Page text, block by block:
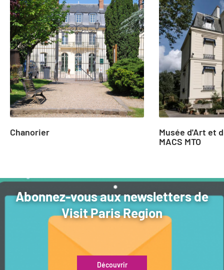
1
to
2
of
24
Chanorier
Musée d'Art et
MACS MTO
Abonnez-vous aux newsletters de
Visit Paris Region
Découvrir